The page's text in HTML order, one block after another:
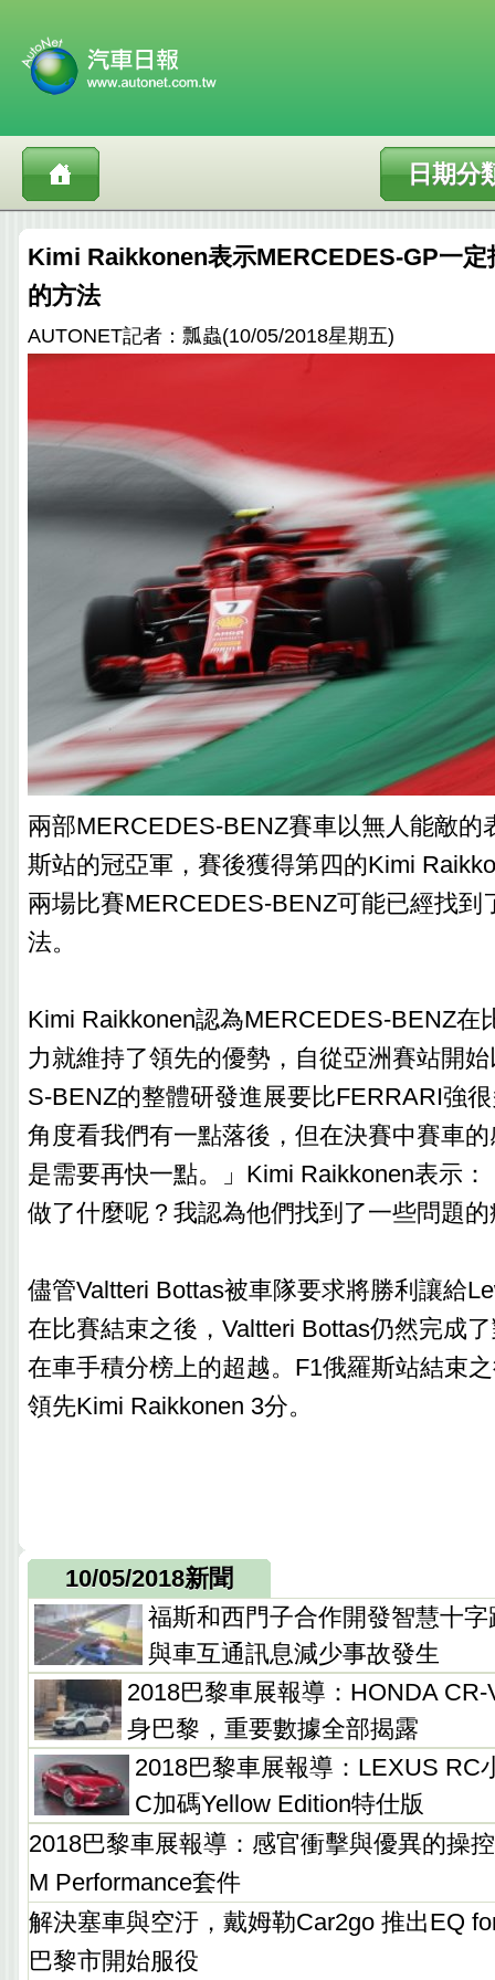
日期分
Kimi Raikkonen表示MERCEDES-GP一定
的方法
AUTONET記者：瓢蟲(10/05/2018星期五)
兩部MERCEDES-BENZ賽車以無人能敵的
斯站的冠亞軍，賽後獲得第四的Kimi
兩場比賽MERCEDES-BENZ可能已經找到
法。
Kimi Raikkonen認為MERCEDES-BENZ在
力就維持了領先的優勢，自從亞洲賽站開
S-BENZ的整體研發進展要比FERRARI強
角度看我們有一點落後，但在決賽中賽車
是需要再快一點。」Kimi Raikkonen表示
做了什麼呢？我認為他們找到了一些問題
儘管Valtteri Bottas被車隊要求將勝利讓給
在比賽結束之後，Valtteri Bottas仍然完成
在車手積分榜上的超越。F1俄羅斯站結束
領先Kimi Raikkonen 3分。
10/05/2018新聞
福斯和西門子合作開發智慧十
與車互通訊息減少事故發生
2018巴黎車展報導：HONDA
身巴黎，重要數據全部揭露
2018巴黎車展報導：LEXUS RC
C加碼Yellow Edition特仕版
2018巴黎車展報導：感官衝擊與優異的操
M Performance套件
解決塞車與空汙，戴姆勒Car2go 推出EQ
巴黎市開始服役